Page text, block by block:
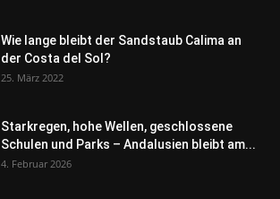
Wie lange bleibt der Sandstaub Calima an
der Costa del Sol?
25. März 2022
Starkregen, hohe Wellen, geschlossene
Schulen und Parks – Andalusien bleibt am...
4. Februar 2026